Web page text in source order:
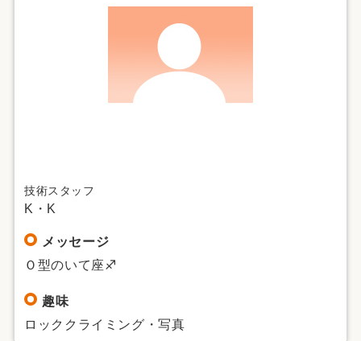
技術スタッフ
K・K
メッセージ
Ｏ型のいて座♐
趣味
ロッククライミング・写真